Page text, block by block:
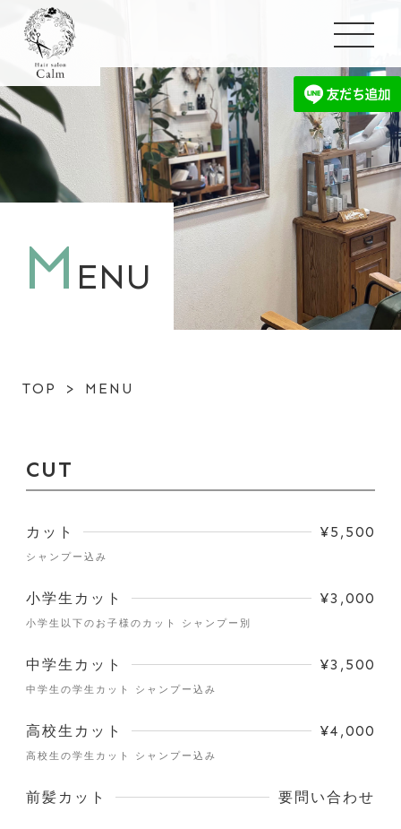
M ENU
TOP > MENU
CUT
カット ¥5,500
シャンプー込み
小学生カット ¥3,000
小学生以下のお子様のカット シャンプー別
中学生カット ¥3,500
中学生の学生カット シャンプー込み
高校生カット ¥4,000
高校生の学生カット シャンプー込み
前髪カット 要問い合わせ